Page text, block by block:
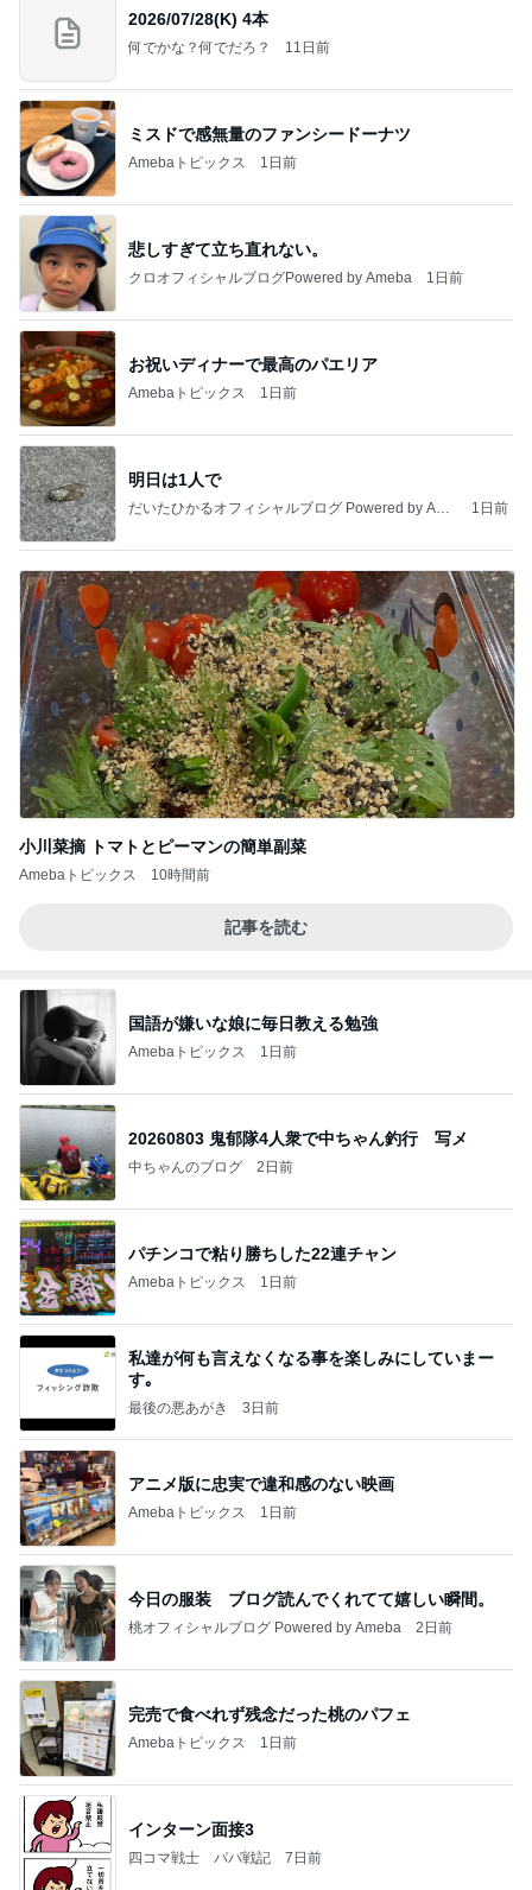
2026/07/28(K) 4本
何でかな？何でだろ？ 11日前
ミスドで感無量のファンシードーナツ
Amebaトピックス 1日前
悲しすぎて立ち直れない。
クロオフィシャルブログPowered by Ameba 1日前
お祝いディナーで最高のパエリア
Amebaトピックス 1日前
明日は1人で
だいたひかるオフィシャルブログ Powered by Ame
1日前
小川菜摘 トマトとピーマンの簡単副菜
Amebaトピックス 10時間前
記事を読む
国語が嫌いな娘に毎日教える勉強
Amebaトピックス 1日前
20260803 鬼郁隊4人衆で中ちゃん釣行 写メ
中ちゃんのブログ 2日前
パチンコで粘り勝ちした22連チャン
Amebaトピックス 1日前
私達が何も言えなくなる事を楽しみにしていまー
す｡
最後の悪あがき 3日前
アニメ版に忠実で違和感のない映画
Amebaトピックス 1日前
今日の服装 ブログ読んでくれてて嬉しい瞬間。
桃オフィシャルブログ Powered by Ameba 2日前
完売で食べれず残念だった桃のパフェ
Amebaトピックス 1日前
インターン面接3
四コマ戦士 パパ戦記 7日前